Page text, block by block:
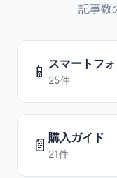
記事数
📱 スマートフ
25件
📄 購入ガイド
21件